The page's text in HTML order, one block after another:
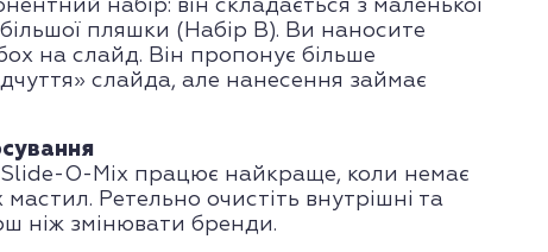
набір: він складається з маленької
пляшки (Набір B). Ви наносите
на слайд. Він пропонує більше
слайда, але нанесення займає
Slide-O-Mix працює найкраще, коли немає
Ретельно очистіть внутрішні та
ніж змінювати бренди.